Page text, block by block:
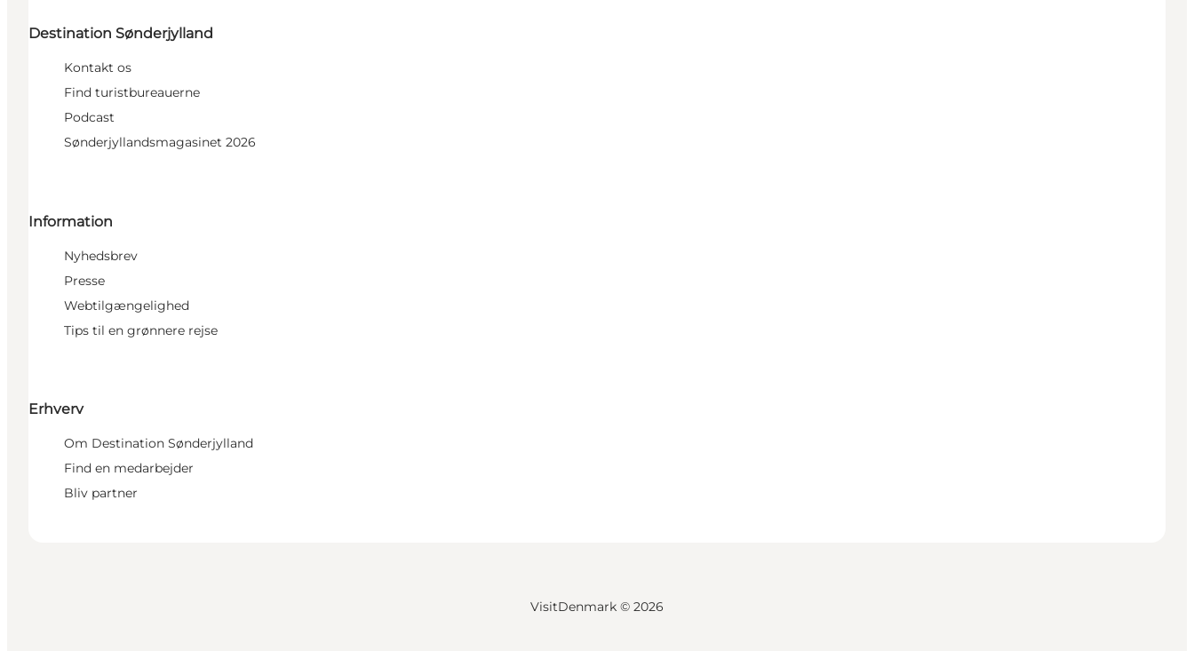
Destination Sønderjylland
Kontakt os
Find turistbureauerne
Podcast
Sønderjyllandsmagasinet 2026
Information
Nyhedsbrev
Presse
Webtilgængelighed
Tips til en grønnere rejse
Erhverv
Om Destination Sønderjylland
Find en medarbejder
Bliv partner
VisitDenmark © 2026